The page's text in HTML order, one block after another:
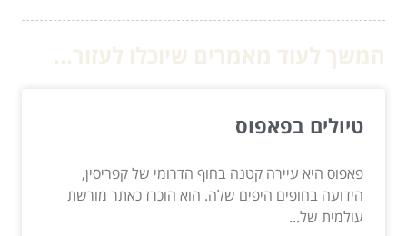
המשך לעוד מאמרים שיוכלו לעזור...
טיולים בפאפוס
פאפוס היא עיירה קטנה בחוף הדרומי של קפריסין,
הידועה בחופים היפים שלה. הוא הוכרז כאתר מורשת
עולמית של...